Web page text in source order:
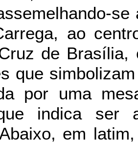
ao
de Brasília,
que
por uma
indica ser
em